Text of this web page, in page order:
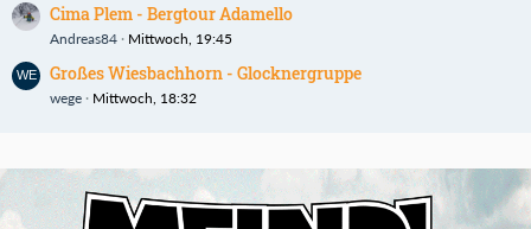
Cima Plem - Bergtour Adamello
Andreas84 Mittwoch, 19:45
Großes Wiesbachhorn - Glocknergruppe
wege Mittwoch, 18:32